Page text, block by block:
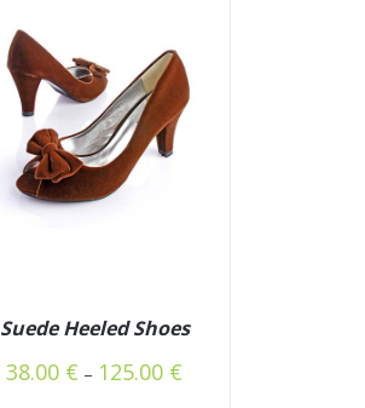
Suede Heeled Shoes
38.00 € – 125.00 €